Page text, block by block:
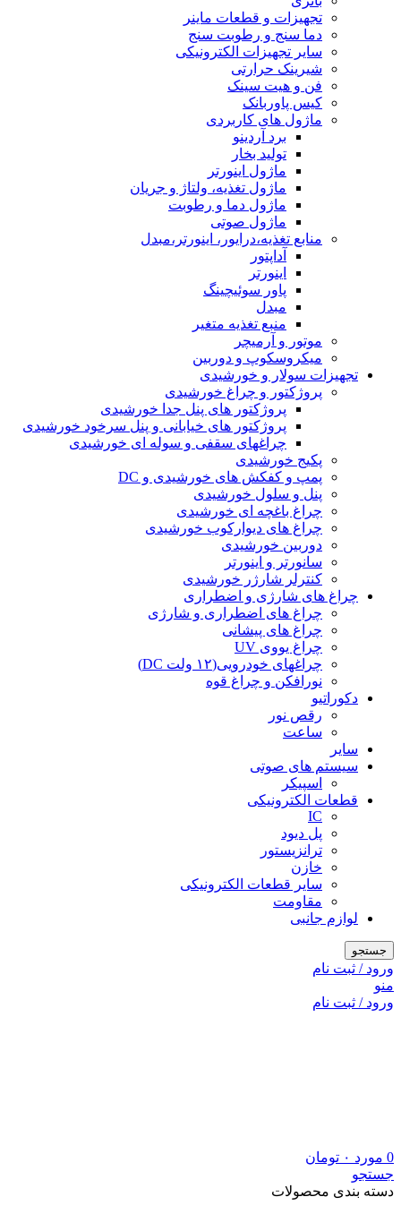
تجهیزات و قطعات ماینر
دما سنج و رطوبت سنج
سایر تجهیزات الکترونیکی
شیرینک حرارتی
فن و هیت سینک
کیس پاوربانک
ماژول های کاربردی
برد آردینو
تولید بخار
ماژول اینورتر
ماژول تغذیه، ولتاژ و جریان
ماژول دما و رطوبت
ماژول صوتی
منابع تغذیه،درایور، اینورتر،مبدل
آداپتور
اینورتر
پاور سوئیچینگ
مبدل
منبع تغذیه متغیر
موتور و آرمیچر
میکروسکوپ و دوربین
تجهیزات سولار و خورشیدی
پروژکتور و چراغ خورشیدی
پروژکتور های پنل جدا خورشیدی
پروژکتور های خیابانی و پنل سرخود خورشیدی
چراغهای سقفی و سوله ای خورشیدی
پکیج خورشیدی
پمپ و کفکش های خورشیدی و DC
پنل و سلول خورشیدی
چراغ باغچه ای خورشیدی
چراغ های دیوارکوب خورشیدی
دوربین خورشیدی
سانورتر و اینورتر
کنترلر شارژر خورشیدی
چراغ های شارژی و اضطراری
چراغ های اضطراری و شارژی
چراغ های پیشانی
چراغ یووی UV
چراغهای خودرویی(۱۲ ولت DC)
نورافکن و چراغ قوه
دکوراتیو
رقص نور
ساعت
سایر
سیستم های صوتی
اسپیکر
قطعات الکترونیکی
IC
پل دیود
ترانزیستور
خازن
سایر قطعات الکترونیکی
مقاومت
لوازم جانبی
جستجو
ورود / ثبت نام
منو
ورود / ثبت نام
0 مورد ۰ تومان
جستجو
دسته بندی محصولات